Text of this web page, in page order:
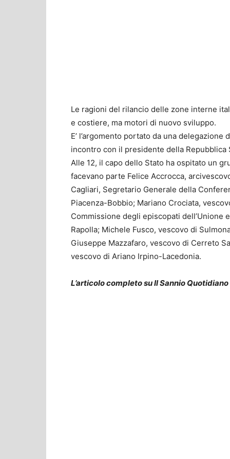
Le ragioni del rilancio delle zone interne
e costiere, ma motori di nuovo sviluppo.
E’ l’argomento portato da una
incontro con il presidente della
Alle 12, il capo dello Stato ha ospitato un
facevano parte Felice Accrocca,
Cagliari, Segretario Generale della
Piacenza-Bobbio; Mariano Crociata,
Commissione degli episcopati dell’Unione
Rapolla; Michele Fusco, vescovo di
Giuseppe Mazzafaro, vescovo di Cerreto
vescovo di Ariano Irpino-Lacedonia.
L’articolo completo su Il Sannio